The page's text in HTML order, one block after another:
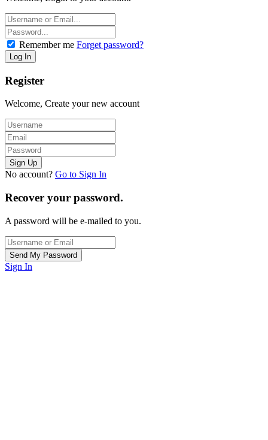
Remember me Forget password?
Register
Welcome, Create your new account
No account? Go to Sign In
Recover your password.
A password will be e-mailed to you.
Sign In